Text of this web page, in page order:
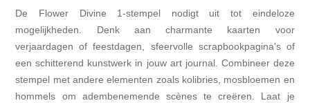
De Flower Divine 1-stempel nodigt uit tot eindeloze
mogelijkheden. Denk aan charmante kaarten voor
verjaardagen of feestdagen, sfeervolle scrapbookpagina's of
een schitterend kunstwerk in jouw art journal. Combineer deze
stempel met andere elementen zoals kolibries, mosbloemen en
hommels om adembenemende scènes te creëren. Laat je